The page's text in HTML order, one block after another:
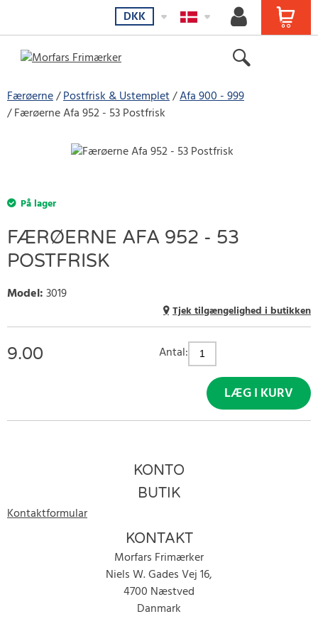
DKK
Færøerne Postfrisk & Ustemplet Afa 900 - 999
Færøerne Afa 952 - 53 Postfrisk
På lager
FÆRØERNE AFA 952 - 53
POSTFRISK
Model:3019
Tjek tilgængelighed i butikken
9.00 Antal:
LÆG I KURV
KONTO
BUTIK
Kontaktformular
KONTAKT
Morfars Frimærker
Niels W. Gades Vej 16,
4700 Næstved
Danmark